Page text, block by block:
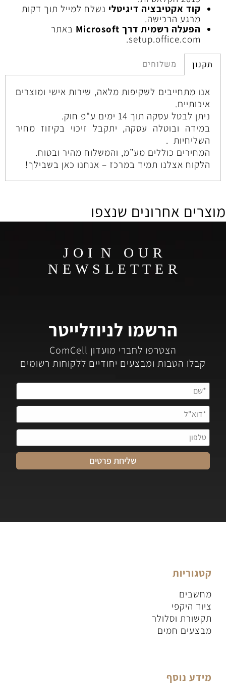
קוד אקטיבציה דיגיטלי נשלח למייל תוך דקות
מרגע הרכישה.
הפעלה רשמית דרך Microsoft
באתר
setup.office.com.
תקנון משלוחים
אנו מתחייבים לשקיפות מלאה, שירות אישי ומוצרים
איכותיים.
ניתן לבטל עסקה תוך 14 ימים ע"פ חוק.
במידה ובוטלה עסקה, יתקבל זיכוי בקיזוז מחיר
השליחיות .
המחירים כוללים מע”מ, והמשלוח מהיר ובטוח.
הלקוח אצלנו תמיד במרכז – אנחנו כאן בשבילך!
מוצרים אחרונים שנצפו
J O I N O U R
N E W S L E T T E R
הרשמו לניוזלייטר
הצטרפו לחברי מועדון ComCell
קבלו הטבות ומבצעים יחודיים ללקוחות רשומים
קטגוריות
מחשבים
ציוד היקפי
תקשורת וסלולר
מבצעים חמים
מידע נוסף